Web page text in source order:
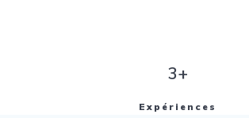
3+
Expériences